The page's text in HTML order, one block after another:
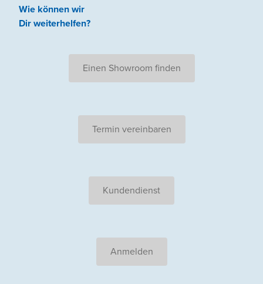
Wie können wir
Dir weiterhelfen?
Einen Showroom finden
Termin vereinbaren
Kundendienst
Anmelden